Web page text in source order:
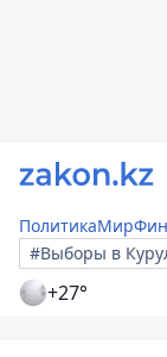
ПолитикаМир
#Выборы в
+27°